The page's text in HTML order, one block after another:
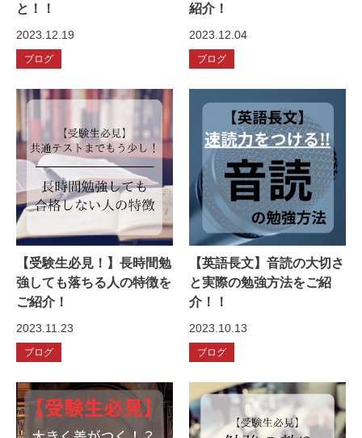
と！！
2023.12.19
ブログ
紹介！
2023.12.04
ブログ
【受験生必見！】長時間勉
強しても落ちる人の特徴を
ご紹介！
2023.11.23
ブログ
【英語長文】音読の大切さ
と実際の勉強方法をご紹
介！！
2023.10.13
ブログ